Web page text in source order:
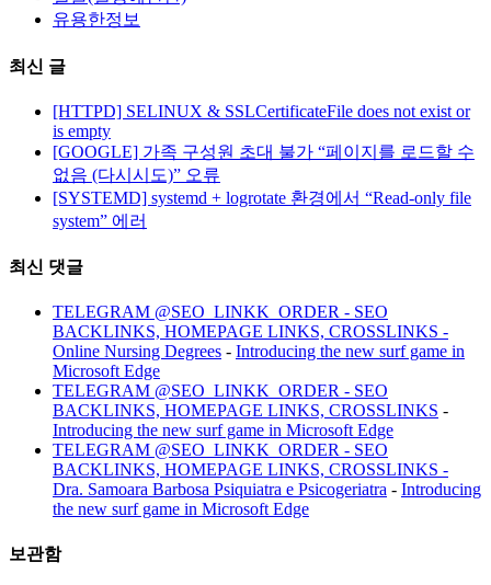
유용한정보
최신 글
[HTTPD] SELINUX & SSLCertificateFile does not exist or
is empty
[GOOGLE] 가족 구성원 초대 불가 “페이지를 로드할 수
없음 (다시시도)” 오류
[SYSTEMD] systemd + logrotate 환경에서 “Read-only file
system” 에러
최신 댓글
TELEGRAM @SEO_LINKK_ORDER - SEO
BACKLINKS, HOMEPAGE LINKS, CROSSLINKS -
Online Nursing Degrees - Introducing the new surf game in
Microsoft Edge
TELEGRAM @SEO_LINKK_ORDER - SEO
BACKLINKS, HOMEPAGE LINKS, CROSSLINKS -
Introducing the new surf game in Microsoft Edge
TELEGRAM @SEO_LINKK_ORDER - SEO
BACKLINKS, HOMEPAGE LINKS, CROSSLINKS -
Dra. Samoara Barbosa Psiquiatra e Psicogeriatra - Introducing
the new surf game in Microsoft Edge
보관함